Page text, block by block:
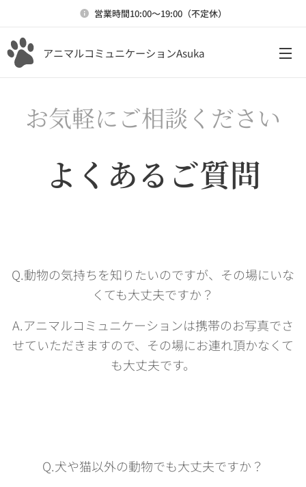
営業時間10:00〜19:00（不定休）
アニマルコミュニケーションAsuka
お気軽にご相談ください
よくあるご質問
Q.動物の気持ちを知りたいのですが、その場にいな
くても大丈夫ですか？
A.アニマルコミュニケーションは携帯のお写真でさ
せていただきますので、その場にお連れ頂かなくて
も大丈夫です。
Q.犬や猫以外の動物でも大丈夫ですか？